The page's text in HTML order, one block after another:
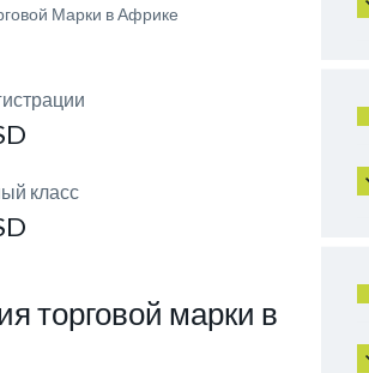
Марки в Африке
класс
торговой марки в